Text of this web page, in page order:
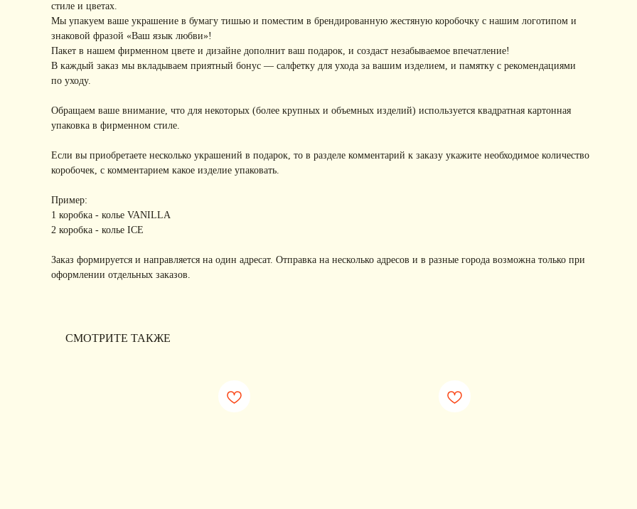
стиле и цветах.
Мы упакуем ваше украшение в бумагу тишью и поместим в брендированную жестяную коробочку с нашим логотипом и
знаковой фразой «Ваш язык любви»!
Пакет в нашем фирменном цвете и дизайне дополнит ваш подарок, и создаст незабываемое впечатление!
В каждый заказ мы вкладываем приятный бонус — салфетку для ухода за вашим изделием, и памятку с рекомендациями
по уходу.
Обращаем ваше внимание, что для некоторых (более крупных и объемных изделий) используется квадратная картонная
упаковка в фирменном стиле.
Если вы приобретаете несколько украшений в подарок, то в разделе комментарий к заказу укажите необходимое количество
коробочек, с комментарием какое изделие упаковать.
Пример:
1 коробка - колье VANILLA
2 коробка - колье ICE
Заказ формируется и направляется на один адресат. Отправка на несколько адресов и в разные города возможна только при
оформлении отдельных заказов.
СМОТРИТЕ ТАКЖЕ